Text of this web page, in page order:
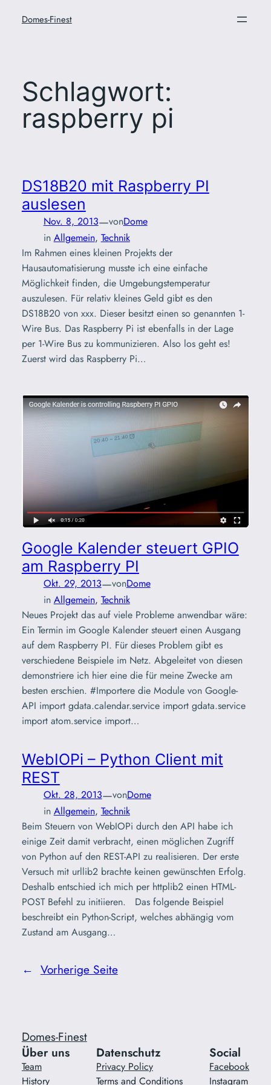
InhaltDomes-Finest
Schlagwort:
raspberry pi
DS18B20 mit Raspberry PI
auslesen
Nov. 8, 2013—vonDome
in Allgemein, Technik
Im Rahmen eines kleinen Projekts der
Hausautomatisierung musste ich eine einfache
Möglichkeit finden, die Umgebungstemperatur
auszulesen. Für relativ kleines Geld gibt es den
DS18B20 von xxx. Dieser besitzt einen so genannten 1-
Wire Bus. Das Raspberry Pi ist ebenfalls in der Lage
per 1-Wire Bus zu kommunizieren. Also los geht es!
Zuerst wird das Raspberry Pi…
Google Kalender steuert GPIO
am Raspberry PI
Okt. 29, 2013—vonDome
in Allgemein, Technik
Neues Projekt das auf viele Probleme anwendbar wäre:
Ein Termin im Google Kalender steuert einen Ausgang
auf dem Raspberry PI. Für dieses Problem gibt es
verschiedene Beispiele im Netz. Abgeleitet von diesen
demonstriere ich hier eine die für meine Zwecke am
besten erschien. #Importere die Module von Google-
API import gdata.calendar.service import gdata.service
import atom.service import…
WebIOPi – Python Client mit
REST
Okt. 28, 2013—vonDome
in Allgemein, Technik
Beim Steuern von WebIOPi durch den API habe ich
einige Zeit damit verbracht, einen möglichen Zugriff
von Python auf den REST-API zu realisieren. Der erste
Versuch mit urllib2 brachte keinen gewünschten Erfolg.
Deshalb entschied ich mich per httplib2 einen HTML-
POST Befehl zu initiieren. Das folgende Beispiel
beschreibt ein Python-Script, welches abhängig vom
Zustand am Ausgang…
← Vorherige Seite
Domes-Finest
Über uns
Team
History
Datenschutz
Privacy Policy
Terms and Conditions
Social
Facebook
Instagram